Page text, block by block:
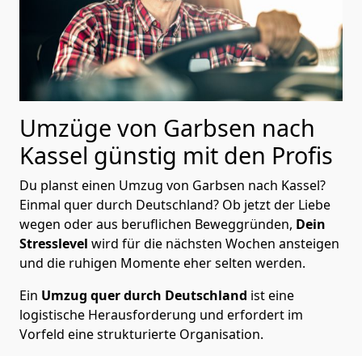
Umzüge von Garbsen nach
Kassel günstig mit den Profis
Du planst einen Umzug von Garbsen nach Kassel?
Einmal quer durch Deutschland? Ob jetzt der Liebe
wegen oder aus beruflichen Beweggründen, Dein
Stresslevel wird für die nächsten Wochen ansteigen
und die ruhigen Momente eher selten werden.
Ein Umzug quer durch Deutschland ist eine
logistische Herausforderung und erfordert im
Vorfeld eine strukturierte Organisation.